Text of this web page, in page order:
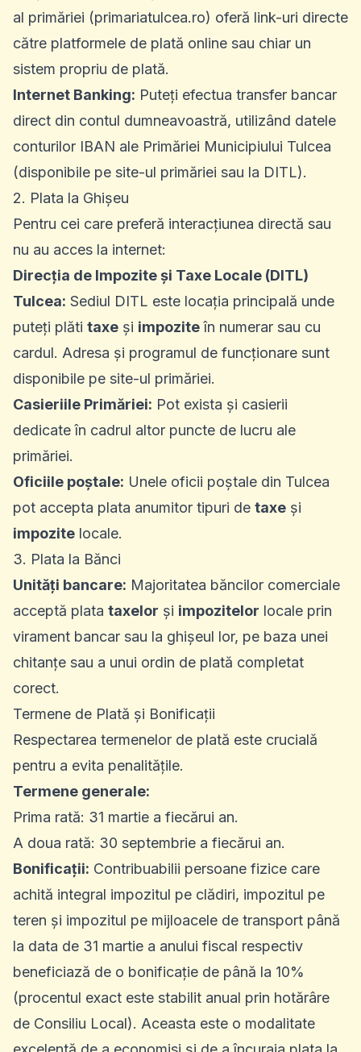
al primăriei (primariatulcea.ro) oferă link-uri directe
către platformele de plată online sau chiar un
sistem propriu de plată.
Internet Banking: Puteți efectua transfer bancar
direct din contul dumneavoastră, utilizând datele
conturilor IBAN ale Primăriei Municipiului Tulcea
(disponibile pe site-ul primăriei sau la DITL).
2. Plata la Ghișeu
Pentru cei care preferă interacțiunea directă sau
nu au acces la internet:
Direcția de Impozite și Taxe Locale (DITL)
Tulcea: Sediul DITL este locația principală unde
puteți plăti taxe și impoziteîn numerar sau cu
cardul. Adresa și programul de funcționare sunt
disponibile pe site-ul primăriei.
Casieriile Primăriei: Pot exista și casierii
dedicate în cadrul altor puncte de lucru ale
primăriei.
Oficiile poștale: Unele oficii poștale din Tulcea
pot accepta plata anumitor tipuri de taxe și
impozite locale.
3. Plata la Bănci
Unități bancare: Majoritatea băncilor comerciale
acceptă plata taxelor și impozitelor locale prin
virament bancar sau la ghișeul lor, pe baza unei
chitanțe sau a unui ordin de plată completat
corect.
Termene de Plată și Bonificații
Respectarea termenelor de plată este crucială
pentru a evita penalitățile.
Termene generale:
Prima rată: 31 martie a fiecărui an.
A doua rată: 30 septembrie a fiecărui an.
Bonificații: Contribuabilii persoane fizice care
achită integral impozitul pe clădiri, impozitul pe
teren și impozitul pe mijloacele de transport până
la data de 31 martie a anului fiscal respectiv
beneficiază de o bonificație de până la 10%
(procentul exact este stabilit anual prin hotărâre
de Consiliu Local). Aceasta este o modalitate